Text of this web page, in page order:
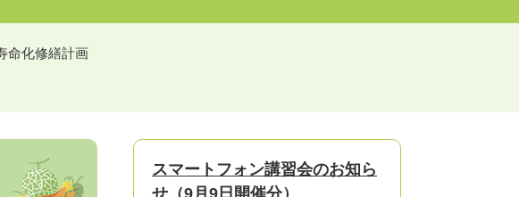
命化修繕計画
スマートフォン講習会のお知ら
せ（9月9日開催分）